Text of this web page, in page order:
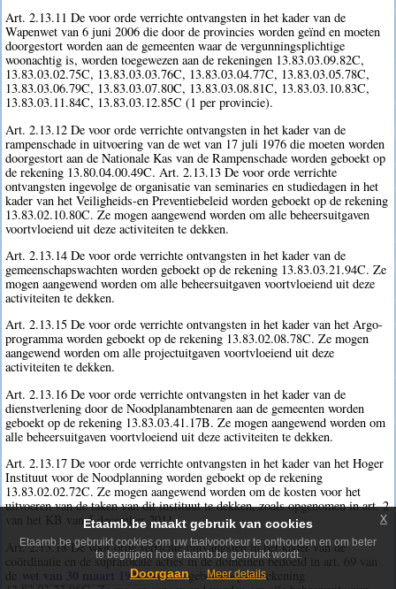
Art. 2.13.11 De voor orde verrichte ontvangsten in het kader van de
Wapenwet van 6 juni 2006 die door de provincies worden geïnd en moeten
doorgestort worden aan de gemeenten waar de vergunningsplichtige
woonachtig is, worden toegewezen aan de rekeningen 13.83.03.09.82C,
13.83.03.02.75C, 13.83.03.03.76C, 13.83.03.04.77C, 13.83.03.05.78C,
13.83.03.06.79C, 13.83.03.07.80C, 13.83.03.08.81C, 13.83.03.10.83C,
13.83.03.11.84C, 13.83.03.12.85C (1 per provincie).
Art. 2.13.12 De voor orde verrichte ontvangsten in het kader van de
rampenschade in uitvoering van de wet van 17 juli 1976 die moeten worden
doorgestort aan de Nationale Kas van de Rampenschade worden geboekt op
de rekening 13.80.04.00.49C. Art. 2.13.13 De voor orde verrichte
ontvangsten ingevolge de organisatie van seminaries en studiedagen in het
kader van het Veiligheids-en Preventiebeleid worden geboekt op de rekening
13.83.02.10.80C. Ze mogen aangewend worden om alle beheersuitgaven
voortvloeiend uit deze activiteiten te dekken.
Art. 2.13.14 De voor orde verrichte ontvangsten in het kader van de
gemeenschapswachten worden geboekt op de rekening 13.83.03.21.94C. Ze
mogen aangewend worden om alle beheersuitgaven voortvloeiend uit deze
activiteiten te dekken.
Art. 2.13.15 De voor orde verrichte ontvangsten in het kader van het Argo-
programma worden geboekt op de rekening 13.83.02.08.78C. Ze mogen
aangewend worden om alle projectuitgaven voortvloeiend uit deze
activiteiten te dekken.
Art. 2.13.16 De voor orde verrichte ontvangsten in het kader van de
dienstverlening door de Noodplanambtenaren aan de gemeenten worden
geboekt op de rekening 13.83.03.41.17B. Ze mogen aangewend worden om
alle beheersuitgaven voortvloeiend uit deze activiteiten te dekken.
Art. 2.13.17 De voor orde verrichte ontvangsten in het kader van het Hoger
Instituut voor de Noodplanning worden geboekt op de rekening
13.83.02.02.72C. Ze mogen aangewend worden om de kosten voor het
uitvoeren van de taken van dit instituut te dekken, zoals opgenomen in art. 2
van het KB van 5 december 2011.
Art. 2.13.18 De voor orde verrichte ontvangsten in het kader van de
coördinatie en de supralokale acties in de domeinen bedoeld in art. 69 van
de
wet van 30 maart 1994worden geboekt op de rekening
Etaamb.be maakt gebruik van cookies
Etaamb.be gebruikt cookies om uw taalvoorkeur te onthouden en om beter
te begrijpen hoe etaamb.be gebruikt wordt.
Doorgaan Meer details
x